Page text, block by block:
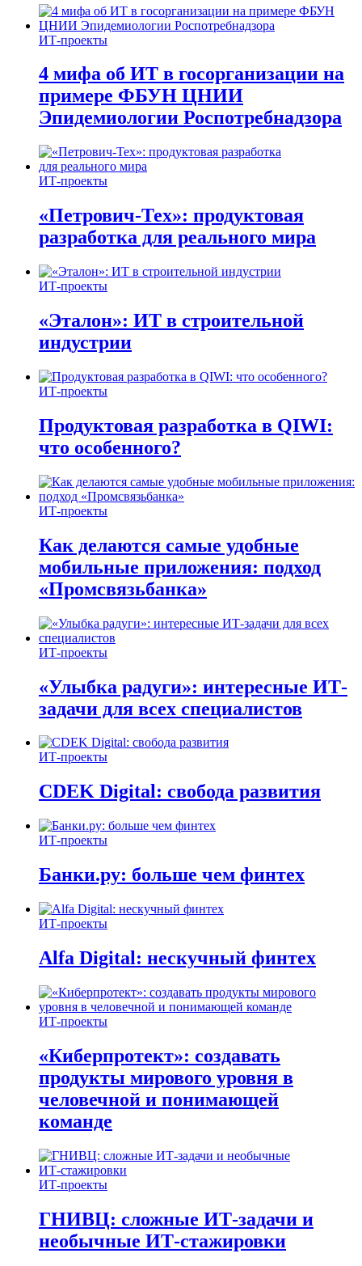
ИТ-проекты
4 мифа об ИТ в госорганизации на
примере ФБУН ЦНИИ
Эпидемиологии Роспотребнадзора
ИТ-проекты
«Петрович-Тех»: продуктовая
разработка для реального мира
ИТ-проекты
«Эталон»: ИТ в строительной
индустрии
ИТ-проекты
Продуктовая разработка в QIWI:
что особенного?
ИТ-проекты
Как делаются самые удобные
мобильные приложения: подход
«Промсвязьбанка»
ИТ-проекты
«Улыбка радуги»: интересные ИТ-
задачи для всех специалистов
ИТ-проекты
CDEK Digital: свобода развития
ИТ-проекты
Банки.ру: больше чем финтех
ИТ-проекты
Alfa Digital: нескучный финтех
ИТ-проекты
«Киберпротект»: создавать
продукты мирового уровня в
человечной и понимающей
команде
ИТ-проекты
ГНИВЦ: сложные ИТ‑задачи и
необычные ИТ‑стажировки